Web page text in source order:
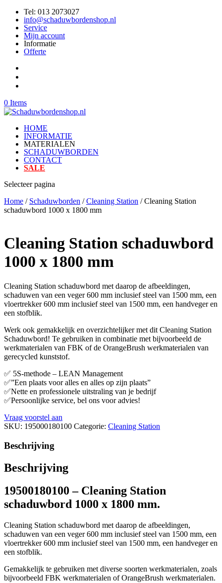
Tel: 013 2073027
info@schaduwbordenshop.nl
Service
Mijn account
Informatie
Offerte
0 Items
HOME
INFORMATIE
MATERIALEN
SCHADUWBORDEN
CONTACT
SALE
Selecteer pagina
Home / Schaduwborden /Cleaning Station / Cleaning Station
schaduwbord 1000 x 1800 mm
Cleaning Station schaduwbord
1000 x 1800 mm
Cleaning Station schaduwbord met daarop de afbeeldingen,
schaduwen van een veger 600 mm inclusief steel van 1500 mm, een
vloertrekker 600 mm inclusief steel van 1500 mm, een handveger en
een stofblik.
Werk ook gemakkelijk en overzichtelijker met dit Cleaning Station
Schaduwbord! Te gebruiken in combinatie met bijvoorbeeld de
werkmaterialen van FBK of de OrangeBrush werkmaterialen van
gerecycled kunststof.
✅ 5S-methode – LEAN Management
✅”Een plaats voor alles en alles op zijn plaats”
✅Nette en professionele uitstraling van je bedrijf
✅Persoonlijke service, bel ons voor advies!
Vraag voorstel aan
SKU: 195000180100 Categorie: Cleaning Station
Beschrijving
Beschrijving
19500180100 – Cleaning Station
schaduwbord 1000 x 1800 mm.
Cleaning Station schaduwbord met daarop de afbeeldingen,
schaduwen van een veger 600 mm inclusief steel van 1500 mm, een
vloertrekker 600 mm inclusief steel van 1500 mm, een handveger en
een stofblik.
Gemakkelijk te gebruiken met diverse soorten werkmaterialen, zoals
bijvoorbeeld FBK werkmaterialen of OrangeBrush werkmaterialen.